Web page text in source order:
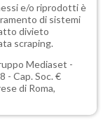
e/o riprodotti è
di sistemi
divieto
scraping.
Mediaset -
- Cap. Soc. €
di Roma,